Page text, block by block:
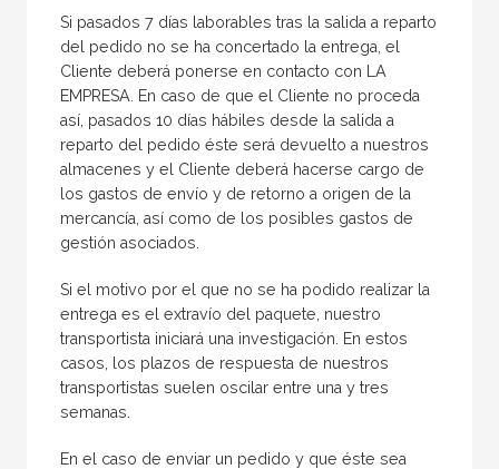
Si pasados 7 días laborables tras la salida a reparto
del pedido no se ha concertado la entrega, el
Cliente deberá ponerse en contacto con LA
EMPRESA. En caso de que el Cliente no proceda
así, pasados 10 días hábiles desde la salida a
reparto del pedido éste será devuelto a nuestros
almacenes y el Cliente deberá hacerse cargo de
los gastos de envío y de retorno a origen de la
mercancía, así como de los posibles gastos de
gestión asociados.
Si el motivo por el que no se ha podido realizar la
entrega es el extravío del paquete, nuestro
transportista iniciará una investigación. En estos
casos, los plazos de respuesta de nuestros
transportistas suelen oscilar entre una y tres
semanas.
En el caso de enviar un pedido y que éste sea